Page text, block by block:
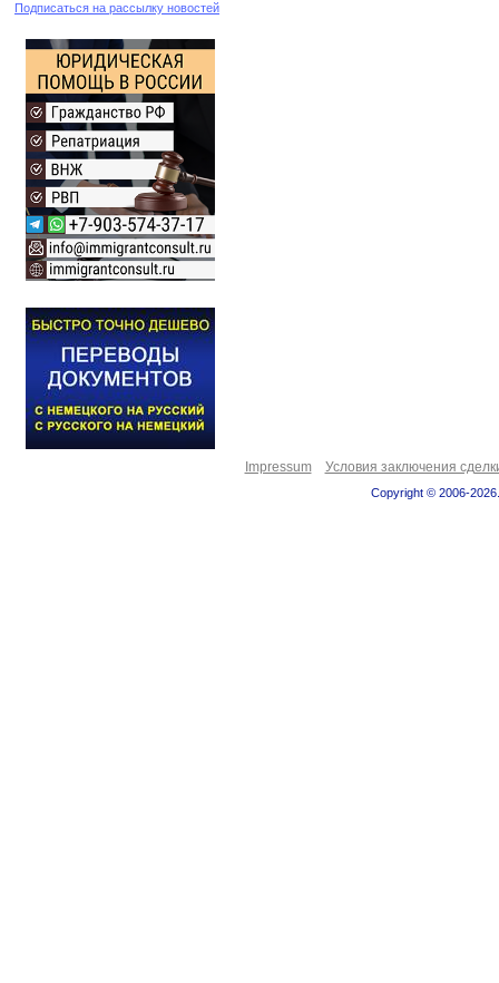
Подписаться на рассылку новостей
Impressum Условия заключения
Copyright © 2006-